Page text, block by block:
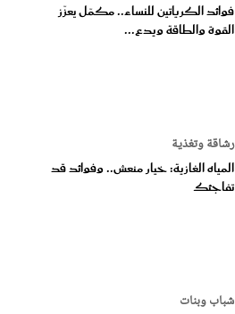
فوائد الكرياتين للنساء.. مكمّل يعزّز
القوة والطاقة ويدع...
رشاقة وتغذية
المياه الغازية: خيار منعش.. وفوائد قد
تفاجئك
شباب وبنات